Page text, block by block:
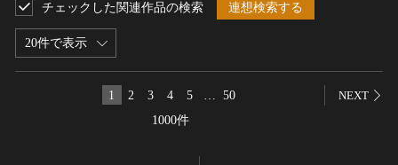
トップ 媒体資料・関連記事等
博物館、美術館の皆さまへ
20件で表示
チェックした関連作品の検索 連想検索する
1000件
1 2 3 4 5 50 NEXT
検索項目
フリーワード